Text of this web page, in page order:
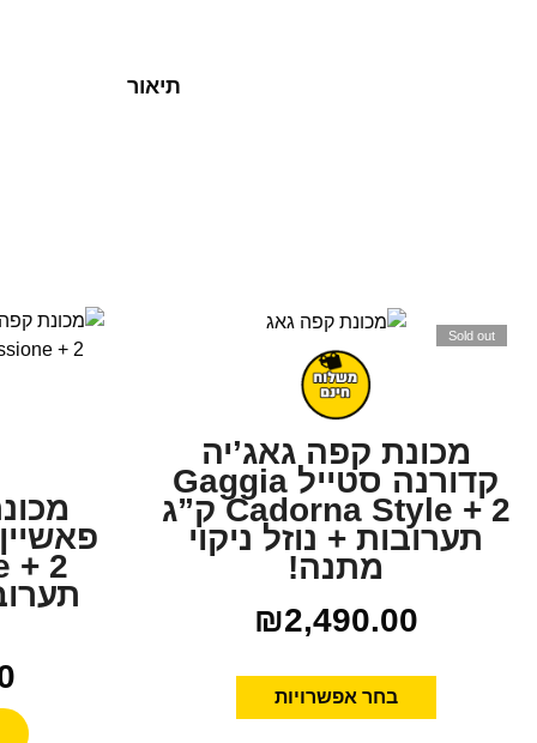
תיאור
Sold out
מכונת קפה גאג’יה
קדורנה סטייל Gaggia
Cadorna Style + 2 ק”ג
תערובות + נוזל ניקוי
מתנה!
₪2,490.00
בחר אפשרויות